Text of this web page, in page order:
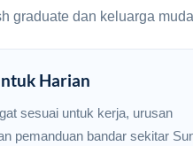
graduate dan keluarga
Harian
sesuai untuk kerja, urusan
pemanduan bandar sekitar